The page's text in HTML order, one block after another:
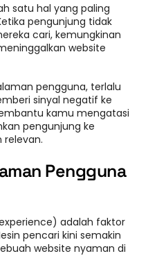
satu hal yang paling
pengunjung tidak
cari, kemungkinan
website
pengguna, terlalu
sinyal negatif ke
kamu mengatasi
pengunjung ke
Pengguna
adalah faktor
pencari kini semakin
website nyaman di